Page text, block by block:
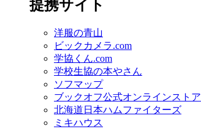
提携サイト
洋服の青山
ビックカメラ.com
学協くん.com
学校生協の本やさん
ソフマップ
ブックオフ公式オンラインストア
北海道日本ハムファイターズ
ミキハウス